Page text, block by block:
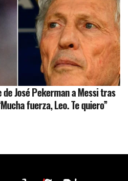
José Pekerman a Messi tras
fuerza, Leo. Te quiero”